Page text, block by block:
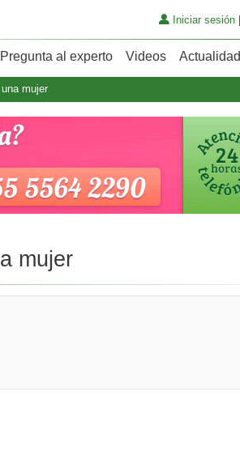
Iniciar sesión|
Pregunta al experto Videos Actualidad
mujer
mujer